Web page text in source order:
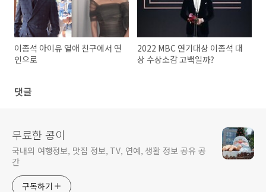
이종석 아이유 열애 친구에서 연
인으로
2022 MBC 연기대상 이종석 대
상 수상소감 고백일까?
댓글
무료한 콩이
국내외 여행정보, 맛집 정보, TV, 연예, 생활 정보 공유 공
간
구독하기